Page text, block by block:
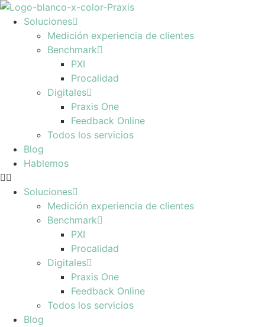
Ir
contenido
Soluciones
Medición experiencia de clientes
Benchmark
PXI
Procalidad
Digitales
Praxis One
Feedback Online
Todos los servicios
Blog
Hablemos
Soluciones
Medición experiencia de clientes
Benchmark
PXI
Procalidad
Digitales
Praxis One
Feedback Online
Todos los servicios
Blog